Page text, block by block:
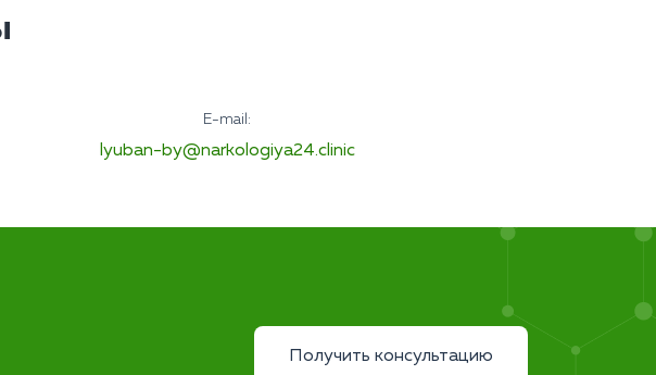
E-mail:
lyuban-by@narkologiya24.clinic
Получить консультацию